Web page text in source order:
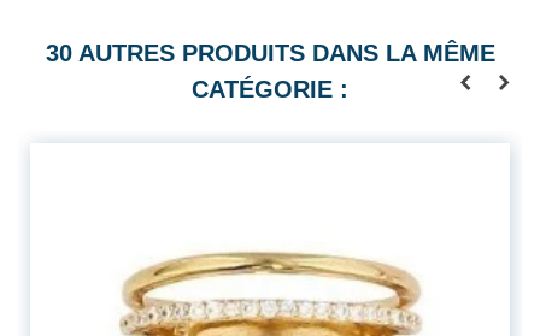
30 AUTRES PRODUITS DANS LA MÊME
CATÉGORIE :